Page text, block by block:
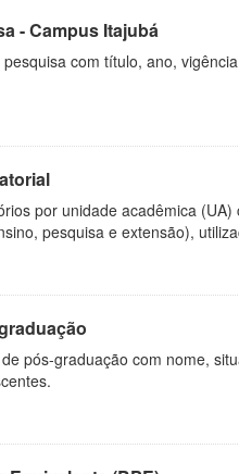
- Campus Itajubá
com título, ano,
por unidade acadêmica
pesquisa e extensão),
pós-graduação com nome,